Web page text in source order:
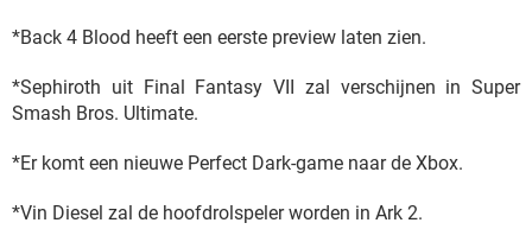
*Back 4 Blood heeft een eerste preview laten zien.
*Sephiroth uit Final Fantasy VII zal verschijnen in Super
Smash Bros. Ultimate.
*Er komt een nieuwe Perfect Dark-game naar de Xbox.
*Vin Diesel zal de hoofdrolspeler worden in Ark 2.